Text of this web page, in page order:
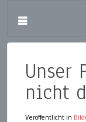
Unser
nicht
Veröffentlicht in